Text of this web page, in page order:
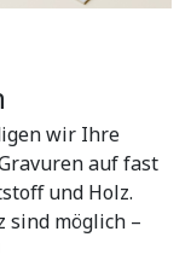
wir Ihre
auf fast
und Holz.
sind möglich –